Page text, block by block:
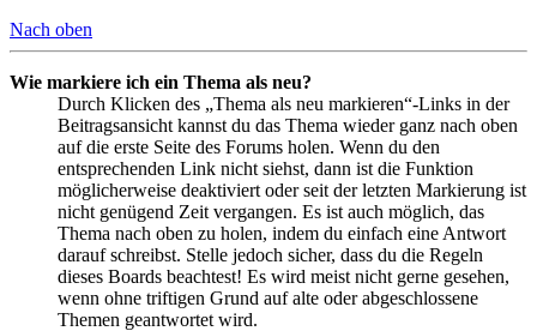
Nach oben
Wie markiere ich ein Thema als neu?
Durch Klicken des „Thema als neu markieren“-Links in der
Beitragsansicht kannst du das Thema wieder ganz nach oben
auf die erste Seite des Forums holen. Wenn du den
entsprechenden Link nicht siehst, dann ist die Funktion
möglicherweise deaktiviert oder seit der letzten Markierung ist
nicht genügend Zeit vergangen. Es ist auch möglich, das
Thema nach oben zu holen, indem du einfach eine Antwort
darauf schreibst. Stelle jedoch sicher, dass du die Regeln
dieses Boards beachtest! Es wird meist nicht gerne gesehen,
wenn ohne triftigen Grund auf alte oder abgeschlossene
Themen geantwortet wird.